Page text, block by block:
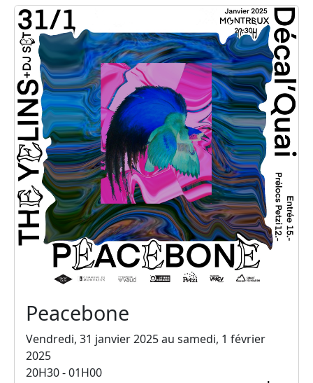
Peacebone
Vendredi, 31 janvier 2025 au samedi, 1 février
2025
20H30 - 01H00